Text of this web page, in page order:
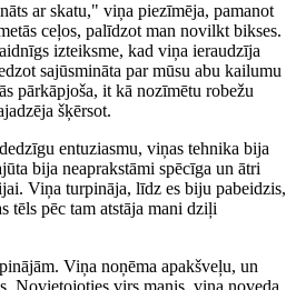
ar skatu," viņa piezīmēja, pamanot
ceļos, palīdzot man novilkt bikses.
izteiksme, kad viņa ieraudzīja
sajūsmināta par mūsu abu kailumu
pārkāpjoša, it kā nozīmētu robežu
šķērsot.
entuziasmu, viņas tehnika bija
bija neaprakstāmi spēcīga un ātri
Viņa turpināja, līdz es biju pabeidzis,
tēls pēc tam atstāja mani dziļi
Viņa noņēma apakšveļu, un